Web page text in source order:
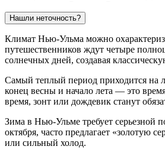
Нашли неточность?
Климат Нью-Ульма можно
путешественников ждут четыре
солнечных дней, создавая
Самый теплый период приходится на
конец весны и начало лета — это
время, зонт или дождевик станут
Зима в Нью-Ульме требует серьезной
октября, часто предлагает «золотую
или сильный холод.